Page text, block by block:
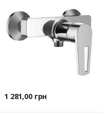
Ціна
1 281,00 грн